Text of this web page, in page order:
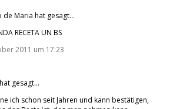
de Maria hat gesagt…
RECETA UN BS
2011 um 17:23
hat gesagt…
ich schon seit Jahren und kann bestätigen,